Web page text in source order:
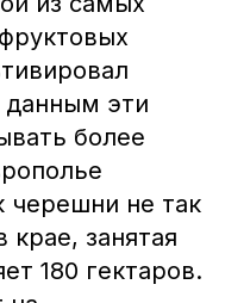
эти
более
не так
занятая
180 гектаров.